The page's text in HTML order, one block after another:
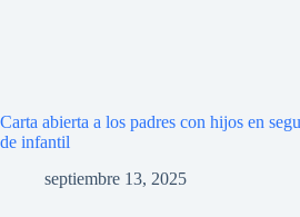
Carta abierta a los padres con hijos en
de infantil
septiembre 13, 2025